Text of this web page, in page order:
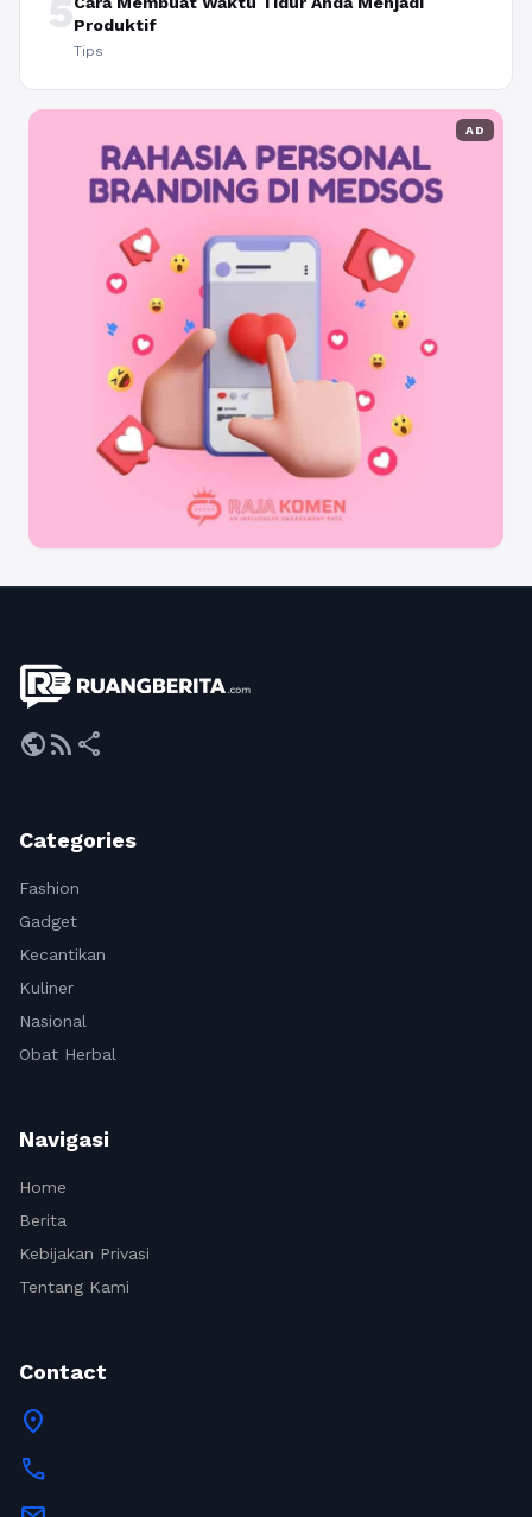
5Produktif
Tips
AD
publicrss_feed share
Categories
Fashion
Gadget
Kecantikan
Kuliner
Nasional
Obat Herbal
Navigasi
Home
Berita
Kebijakan Privasi
Tentang Kami
Contact
location_on
call